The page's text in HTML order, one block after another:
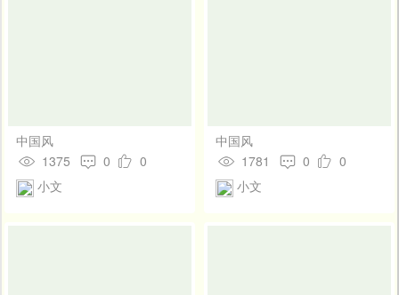
中国风
1375
0
0
小文
中国风
1781
0
0
小文